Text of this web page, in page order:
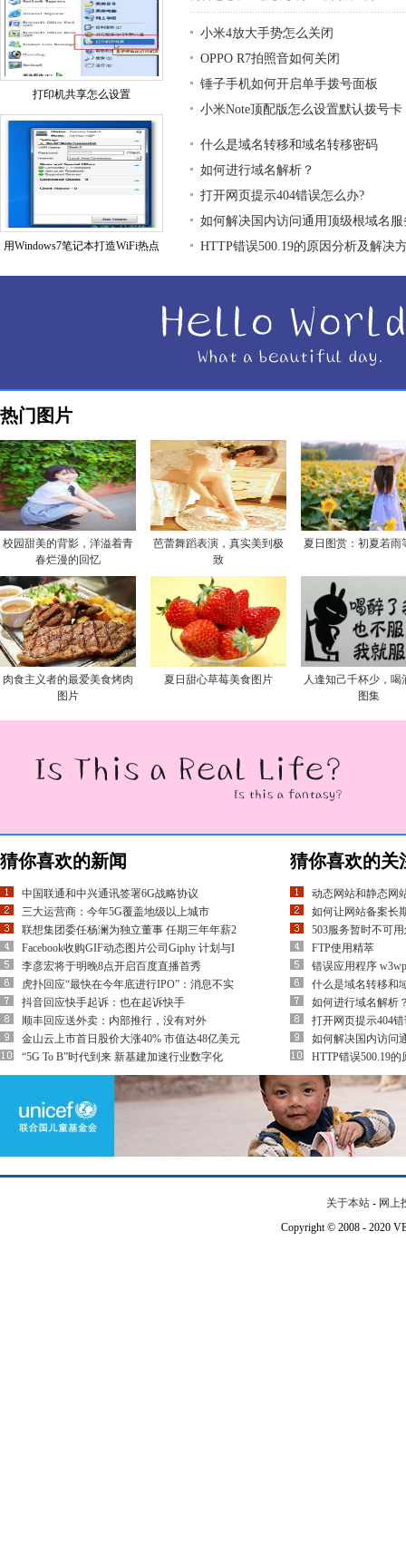
打印机共享怎么设置
用Windows7笔记本打造WiFi热点
小米4放大手势怎么关闭
OPPO R7拍照音如何关闭
锤子手机如何开启单手拨号面板
小米Note顶配版怎么设置默认拨号卡
什么是域名转移和域名转移密码
如何进行域名解析？
打开网页提示404错误怎么办?
如何解决国内访问通用顶级根域名
HTTP错误500.19的原因分析及解决
热门图片
校园甜美的背影，洋溢着青
春烂漫的回忆
芭蕾舞蹈表演，真实美到极
致
夏日图赏：初夏若雨
肉食主义者的最爱美食烤肉
图片
夏日甜心草莓美食图片
人逢知己千杯少，喝
图集
猜你喜欢的新闻
中国联通和中兴通讯签署6G战略协议
三大运营商：今年5G覆盖地级以上城市
联想集团委任杨澜为独立董事 任期三年年薪2
Facebook收购GIF动态图片公司Giphy 计划与I
李彦宏将于明晚8点开启百度直播首秀
虎扑回应“最快在今年底进行IPO”：消息不实
抖音回应快手起诉：也在起诉快手
顺丰回应送外卖：内部推行，没有对外
金山云上市首日股价大涨40% 市值达48亿美元
“5G To B”时代到来 新基建加速行业数字化
猜你喜欢的关
动态网站和静态网
如何让网站备案长
503服务暂时不可
FTP使用精萃
错误应用程序
什么是域名转移和
如何进行域名解析
打开网页提示404
如何解决国内访问
HTTP错误500.19
关于本站 - 网上
Copyright © 2008 - 2020